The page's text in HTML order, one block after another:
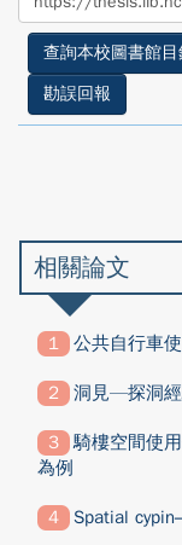
查詢本校圖書館目
勘誤回報
相關論文
公共自行車
洞見—探洞
騎樓空間使
為例
Spatial